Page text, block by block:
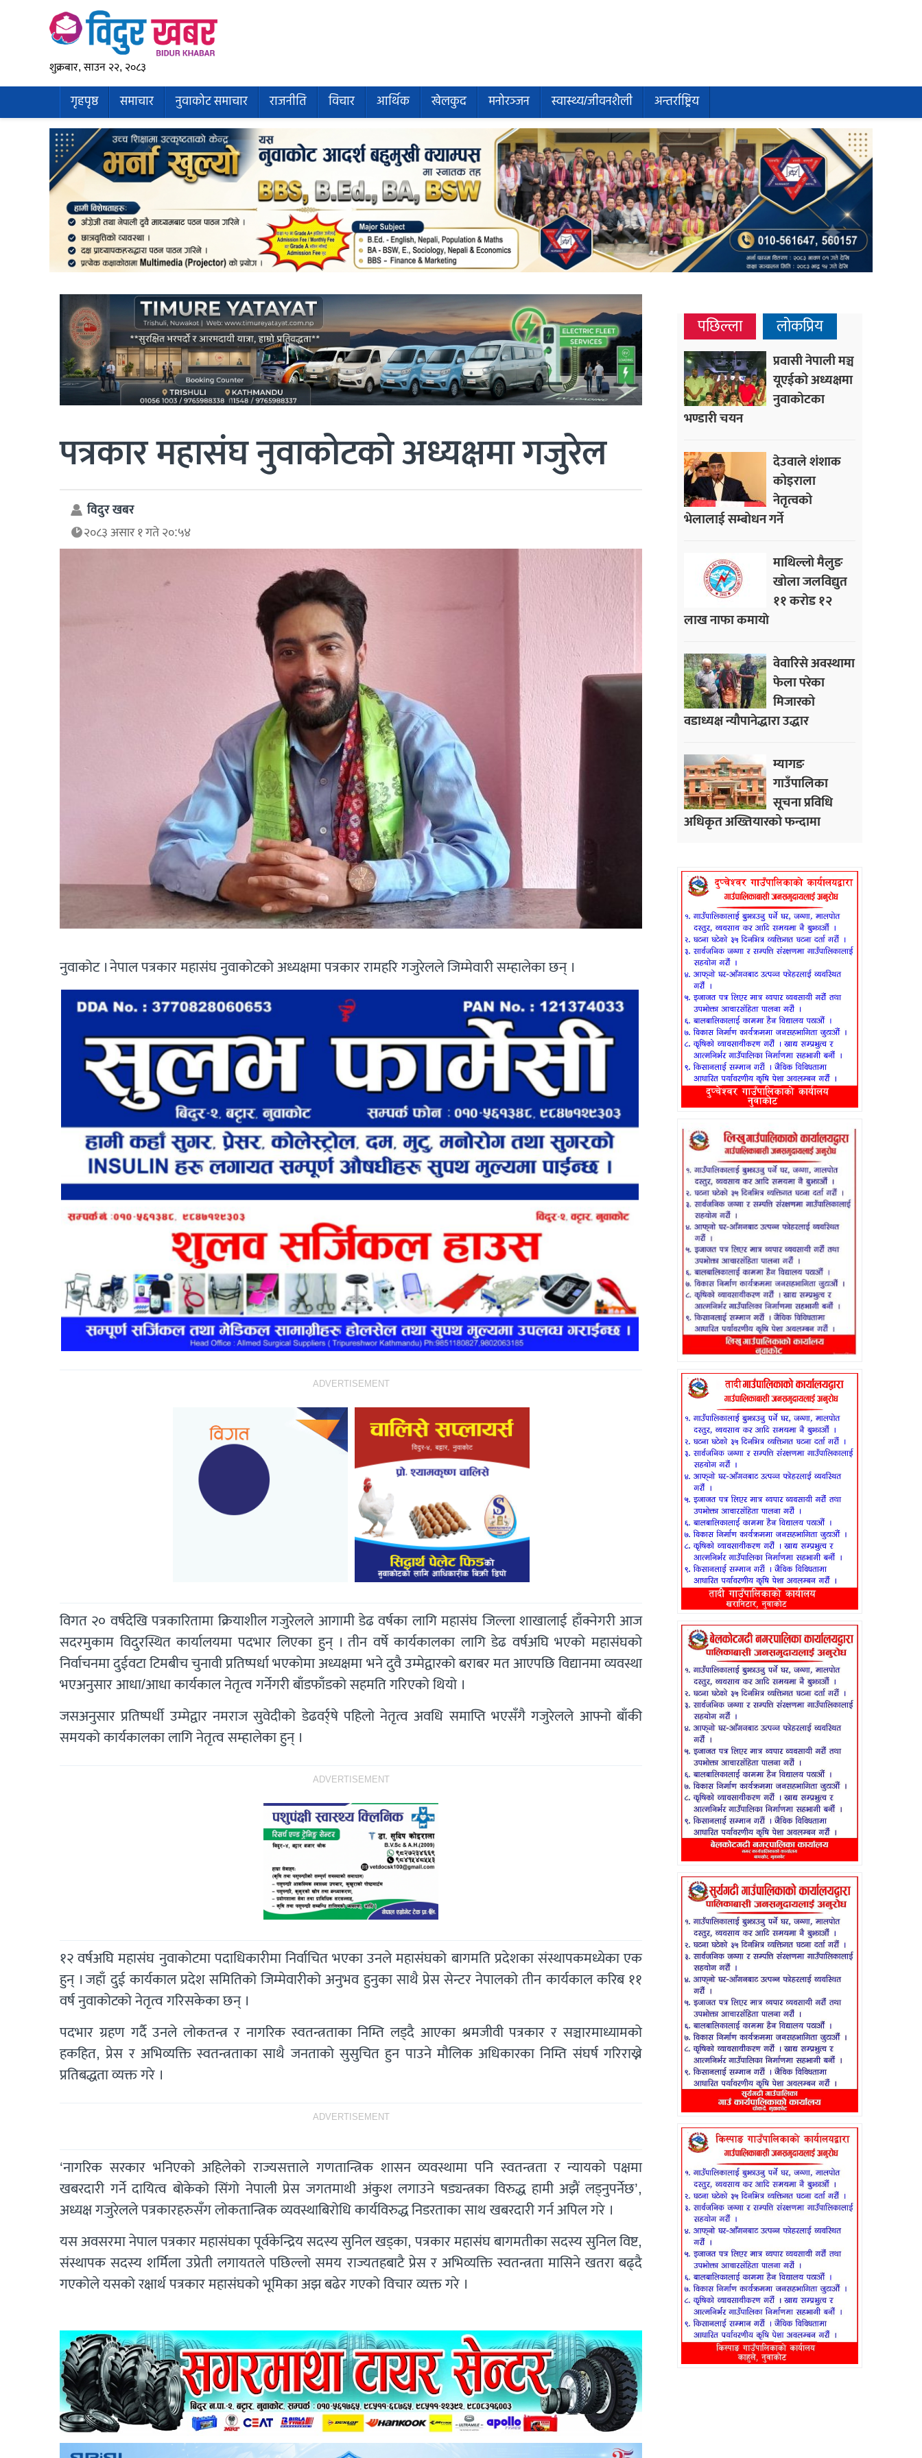
शुक्रबार, साउन २२, २०८३
गृहपृष्ठ समाचार नुवाकोट समाचार राजनीति विचार आर्थिक खेलकुद मनोरञ्जन स्वास्थ्य/जीवनशैली अन्तर्राष्ट्रिय
पत्रकार महासंघ नुवाकोटको अध्यक्षमा गजुरेल
विदुर खबर
२०८३ असार १ गते २०:५४
नुवाकोट । नेपाल पत्रकार महासंघ नुवाकोटको अध्यक्षमा पत्रकार रामहरि गजुरेलले जिम्मेवारी सम्हालेका छन् ।
ADVERTISEMENT
विगत २० वर्षदेखि पत्रकारितामा क्रियाशील गजुरेलले आगामी डेढ वर्षका लागि महासंघ जिल्ला शाखालाई हाँक्नेगरी आज
सदरमुकाम विदुरस्थित कार्यालयमा पदभार लिएका हुन् । तीन वर्षे कार्यकालका लागि डेढ वर्षअघि भएको महासंघको
निर्वाचनमा दुईवटा टिमबीच चुनावी प्रतिष्पर्धा भएकोमा अध्यक्षमा भने दुवै उम्मेद्वारको बराबर मत आएपछि विद्यानमा व्यवस्था
भएअनुसार आधा/आधा कार्यकाल नेतृत्व गर्नेगरी बाँडफाँडको सहमति गरिएको थियो ।
जसअनुसार प्रतिष्पर्धी उम्मेद्वार नमराज सुवेदीको डेढवर्र्षे पहिलो नेतृत्व अवधि समाप्ति भएसँगै गजुरेलले आफ्नो बाँकी
समयको कार्यकालका लागि नेतृत्व सम्हालेका हुन् ।
ADVERTISEMENT
१२ वर्षअघि महासंघ नुवाकोटमा पदाधिकारीमा निर्वाचित भएका उनले महासंघको बागमति प्रदेशका संस्थापकमध्येका एक
हुन् । जहाँ दुई कार्यकाल प्रदेश समितिको जिम्मेवारीको अनुभव हुनुका साथै प्रेस सेन्टर नेपालको तीन कार्यकाल करिब ११
वर्ष नुवाकोटको नेतृत्व गरिसकेका छन् ।
पदभार ग्रहण गर्दै उनले लोकतन्त्र र नागरिक स्वतन्त्रताका निम्ति लड्दै आएका श्रमजीवी पत्रकार र सञ्चारमाध्यामको
हकहित, प्रेस र अभिव्यक्ति स्वतन्त्रताका साथै जनताको सुसुचित हुन पाउने मौलिक अधिकारका निम्ति संघर्ष गरिराख्ने
प्रतिबद्धता व्यक्त गरे ।
ADVERTISEMENT
‘नागरिक सरकार भनिएको अहिलेको राज्यसत्ताले गणतान्त्रिक शासन व्यवस्थामा पनि स्वतन्त्रता र न्यायको पक्षमा
खबरदारी गर्ने दायित्व बोकेको सिंगो नेपाली प्रेस जगतमाथी अंकुश लगाउने षड्यन्त्रका विरुद्ध हामी अझैं लड्नुपर्नेछ’,
अध्यक्ष गजुरेलले पत्रकारहरुसँग लोकतान्त्रिक व्यवस्थाबिरोधि कार्यविरुद्ध निडरताका साथ खबरदारी गर्न अपिल गरे ।
यस अवसरमा नेपाल पत्रकार महासंघका पूर्वकेन्द्रिय सदस्य सुनिल खड्का, पत्रकार महासंघ बागमतीका सदस्य सुनिल विष्ट,
संस्थापक सदस्य शर्मिला उप्रेती लगायतले पछिल्लो समय राज्यतहबाटै प्रेस र अभिव्यक्ति स्वतन्त्रता मासिने खतरा बढ्दै
गएकोले यसको रक्षार्थ पत्रकार महासंघको भूमिका अझ बढेर गएको विचार व्यक्त गरे ।
पछिल्ला लोकप्रिय
प्रवासी नेपाली मञ्च
यूएईको अध्यक्षमा
नुवाकोटका
भण्डारी चयन
देउवाले शंशाक
कोइराला
नेतृत्वको
भेलालाई सम्बोधन गर्ने
माथिल्लो मैलुङ
खोला जलविद्युत
११ करोड १२
लाख नाफा कमायाे
वेवारिसे अवस्थामा
फेला परेका
मिजारको
वडाध्यक्ष न्यौपानेद्धारा उद्धार
म्यागङ
गाउँपालिका
सूचना प्रविधि
अधिकृत अख्तियारको फन्दामा